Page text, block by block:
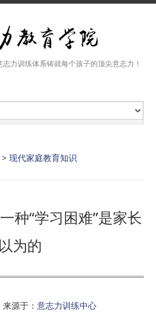
力训练体系铸就每个孩子的顶尖意志力！
> 现代家庭教育知识
种“学习困难”是家长
以为的
源于： 意志力训练中心